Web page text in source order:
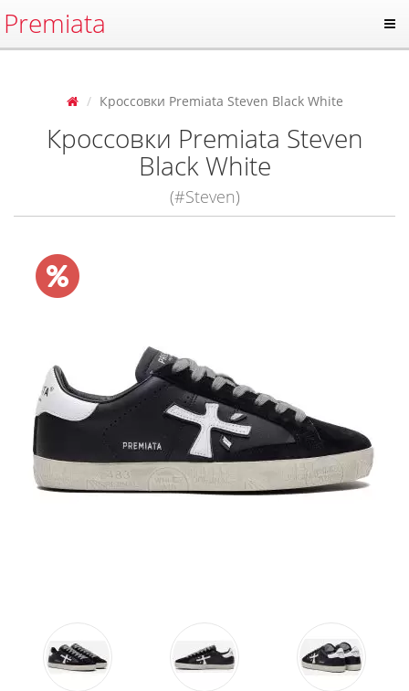
Premiata
Кроссовки Premiata Steven Black White
Кроссовки Premiata Steven
Black White
(#Steven)